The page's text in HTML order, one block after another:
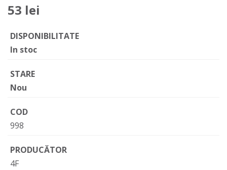
53 lei
DISPONIBILITATE
In stoc
STARE
Nou
COD
998
PRODUCĂTOR
4F